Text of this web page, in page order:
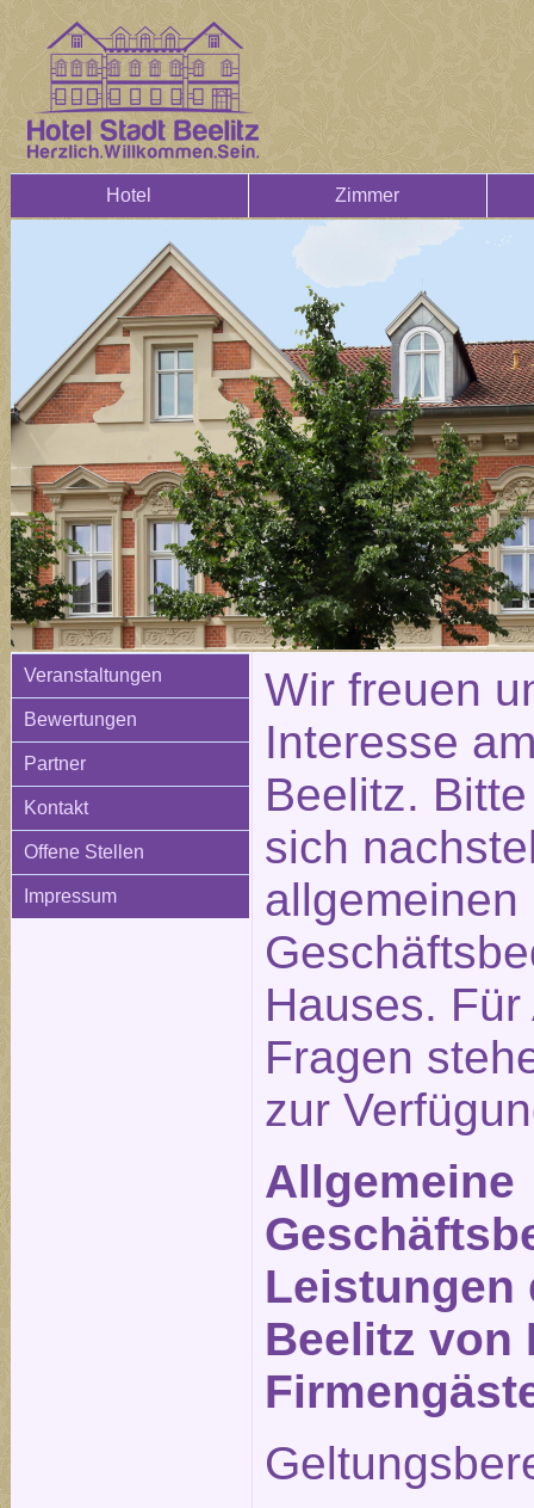
Hotel Zimmer
Veranstaltungen
Bewertungen
Partner
Kontakt
Offene Stellen
Impressum
Wir freuen
Interesse
Beelitz.
sich
allgemeinen
Hauses.
Fragen
zur
Allgemeine
Leistungen
Beelitz von